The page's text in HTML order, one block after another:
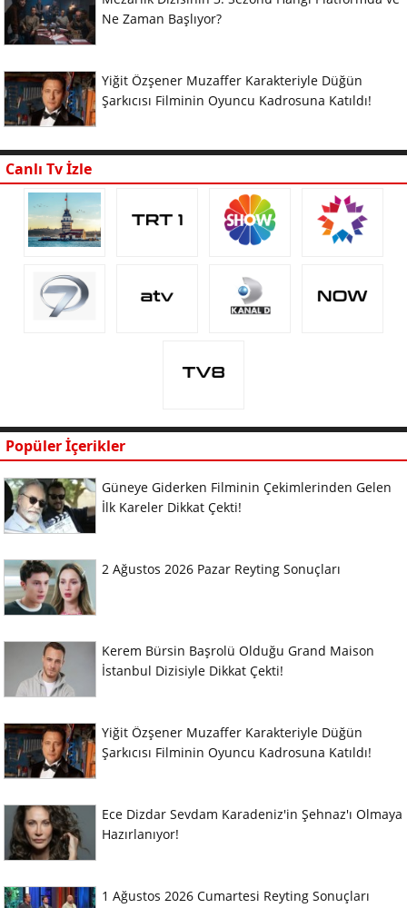
Ne Zaman Başlıyor?
Yiğit Özşener Muzaffer Karakteriyle Düğün
Şarkıcısı Filminin Oyuncu Kadrosuna Katıldı!
Canlı Tv İzle
Popüler İçerikler
Güneye Giderken Filminin Çekimlerinden Gelen
İlk Kareler Dikkat Çekti!
2 Ağustos 2026 Pazar Reyting Sonuçları
Kerem Bürsin Başrolü Olduğu Grand Maison
İstanbul Dizisiyle Dikkat Çekti!
Yiğit Özşener Muzaffer Karakteriyle Düğün
Şarkıcısı Filminin Oyuncu Kadrosuna Katıldı!
Ece Dizdar Sevdam Karadeniz'in Şehnaz'ı Olmaya
Hazırlanıyor!
1 Ağustos 2026 Cumartesi Reyting Sonuçları